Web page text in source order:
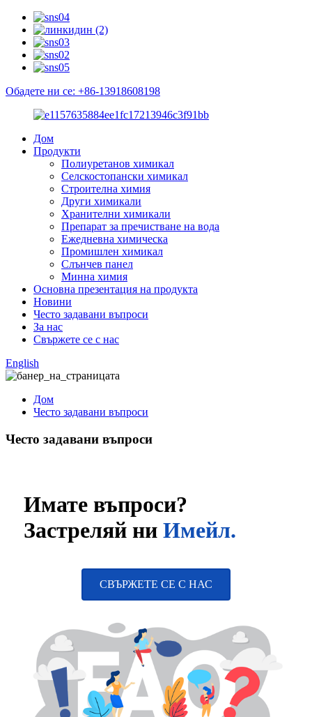
Обадете ни се: +86-13918608198
Дом
Продукти
Полиуретанов химикал
Селскостопански химикал
Строителна химия
Други химикали
Хранителни химикали
Препарат за пречистване на вода
Ежедневна химическа
Промишлен химикал
Слънчев панел
Минна химия
Основна презентация на продукта
Новини
Често задавани въпроси
За нас
Свържете се с нас
English
Дом
Често задавани въпроси
Често задавани въпроси
Имате въпроси?
Застреляй ни Имейл.
СВЪРЖЕТЕ СЕ С НАС